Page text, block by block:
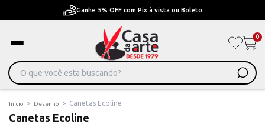
Ganhe 5% OFF com Pix à vista ou Boleto
0
Início > Desenho > Canetas Ecoline
Canetas Ecoline